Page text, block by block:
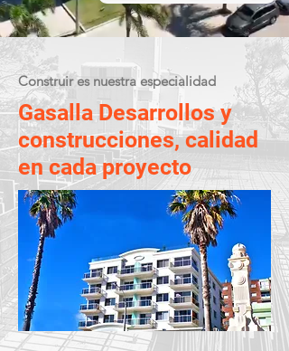
Construir es nuestra especialidad
Gasalla Desarrollos y
construcciones, calidad
en cada proyecto